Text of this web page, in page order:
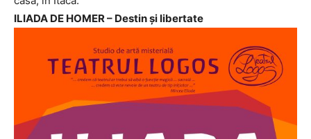
ILIADA DE HOMER – Destin şi libertate